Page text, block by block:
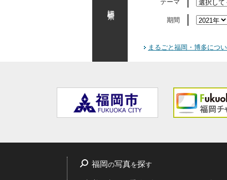
テーマ
期間
まるごと福岡・博多につ
福岡の写真を探す